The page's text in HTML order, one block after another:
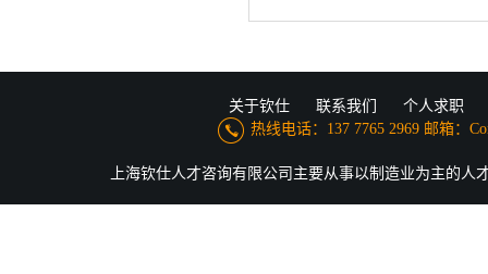
关于钦仕 联系我们
个人求职
热线电话：137 7765 2969 邮箱：
上海钦仕人才咨询有限公司主要从事以制造业为主的人